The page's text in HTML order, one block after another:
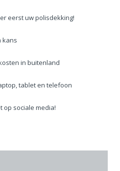
eerst uw polisdekking!
kans
in buitenland
tablet en telefoon
op sociale media!